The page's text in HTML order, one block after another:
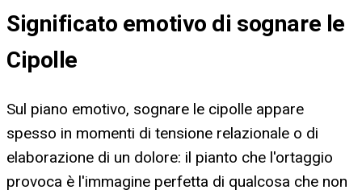
Significato emotivo di sognare le
Cipolle
Sul piano emotivo, sognare le cipolle appare
spesso in momenti di tensione relazionale o di
elaborazione di un dolore: il pianto che l'ortaggio
provoca è l'immagine perfetta di qualcosa che non